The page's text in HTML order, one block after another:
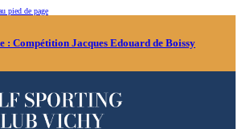
pied de page
: Compétition Jacques Edouard de Boissy